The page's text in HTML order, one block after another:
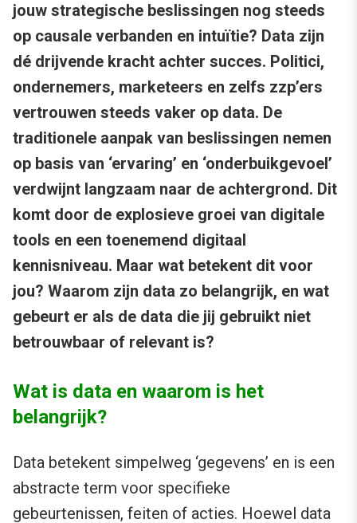
jouw strategische beslissingen nog steeds
op causale verbanden en intuïtie? Data zijn
dé drijvende kracht achter succes. Politici,
ondernemers, marketeers en zelfs zzp’ers
vertrouwen steeds vaker op data. De
traditionele aanpak van beslissingen nemen
op basis van ‘ervaring’ en ‘onderbuikgevoel’
verdwijnt langzaam naar de achtergrond. Dit
komt door de explosieve groei van digitale
tools en een toenemend digitaal
kennisniveau. Maar wat betekent dit voor
jou? Waarom zijn data zo belangrijk, en wat
gebeurt er als de data die jij gebruikt niet
betrouwbaar of relevant is?
Wat is data en waarom is het
belangrijk?
Data betekent simpelweg ‘gegevens’ en is een
abstracte term voor specifieke
gebeurtenissen, feiten of acties. Hoewel data